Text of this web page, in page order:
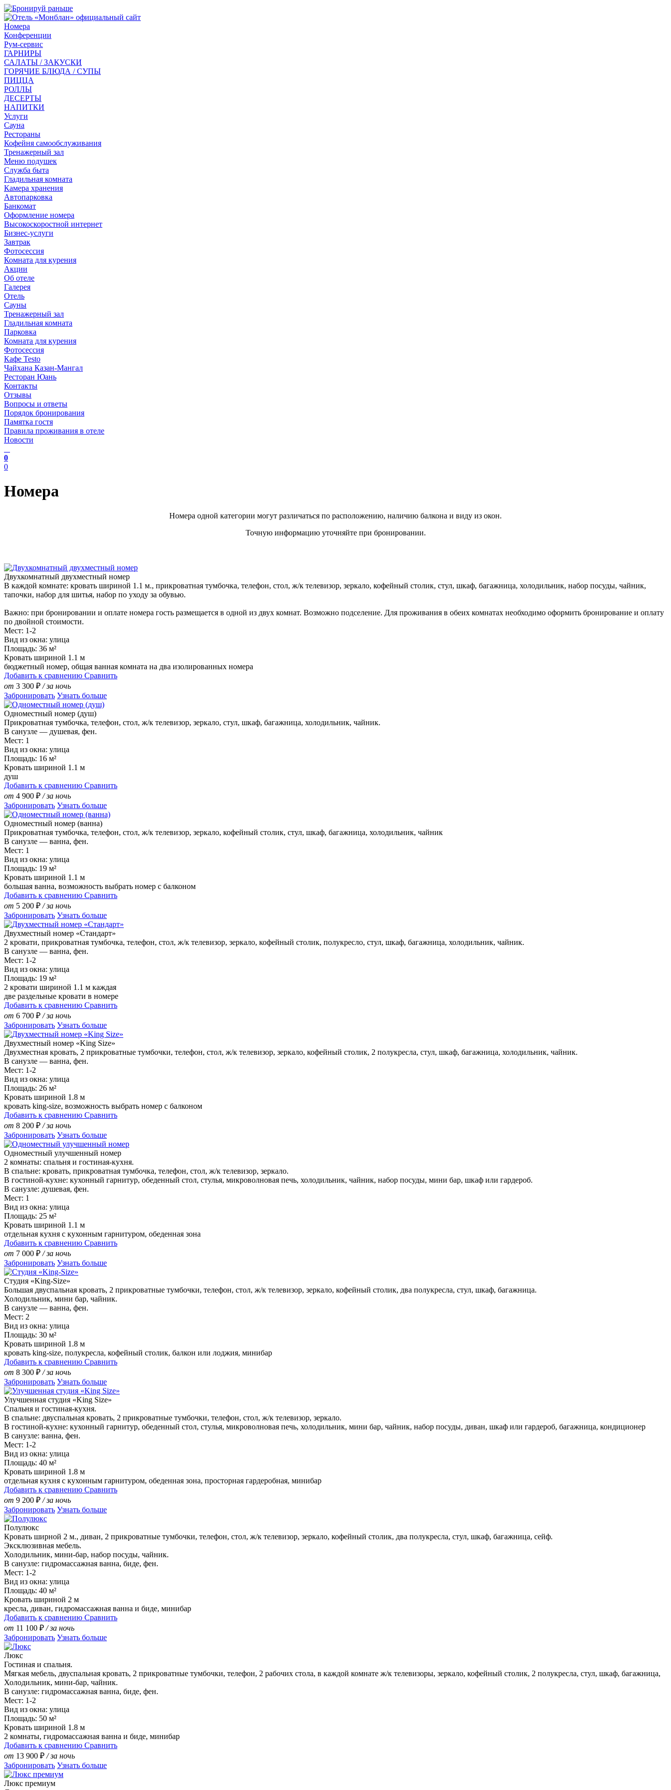
Номера
Конференции
Рум-сервис
ГАРНИРЫ
САЛАТЫ / ЗАКУСКИ
ГОРЯЧИЕ БЛЮДА / СУПЫ
ПИЦЦА
РОЛЛЫ
ДЕСЕРТЫ
НАПИТКИ
Услуги
Сауна
Рестораны
Кофейня самообслуживания
Тренажерный зал
Меню подушек
Служба быта
Гладильная комната
Камера хранения
Автопарковка
Банкомат
Оформление номера
Высокоскоростной интернет
Бизнес-услуги
Завтрак
Фотосессия
Комната для курения
Акции
Об отеле
Галерея
Отель
Сауны
Тренажерный зал
Гладильная комната
Парковка
Комната для курения
Фотосессия
Кафе Testo
Чайхана Казан-Мангал
Ресторан Юань
Контакты
Отзывы
Вопросы и ответы
Порядок бронирования
Памятка гостя
Правила проживания в отеле
Новости
0
0
Номера
Номера одной категории могут различаться по расположению, наличию балкона и виду из окон.
Точную информацию уточняйте при бронировании.
Двухкомнатный двухместный номер
В каждой комнате: кровать шириной 1.1 м., прикроватная тумбочка, телефон, стол, ж/к телевизор, зеркало, кофейный столик, стул, шкаф, багажница, холодильник, набор посуды, чайник,
тапочки, набор для шитья, набор по уходу за обувью.
Важно: при бронировании и оплате номера гость размещается в одной из двух комнат. Возможно подселение. Для проживания в обеих комнатах необходимо оформить бронирование и оплату
по двойной стоимости.
Мест: 1-2
Вид из окна: улица
Площадь: 36 м²
Кровать шириной 1.1 м
бюджетный номер, общая ванная комната на два изолированных номера
Добавить к сравнению Сравнить
от 3 300 ₽ / за ночь
Забронировать Узнать больше
Одноместный номер (душ)
Прикроватная тумбочка, телефон, стол, ж/к телевизор, зеркало, стул, шкаф, багажница, холодильник, чайник.
В санузле — душевая, фен.
Мест: 1
Вид из окна: улица
Площадь: 16 м²
Кровать шириной 1.1 м
душ
Добавить к сравнению Сравнить
от 4 900 ₽ / за ночь
Забронировать Узнать больше
Одноместный номер (ванна)
Прикроватная тумбочка, телефон, стол, ж/к телевизор, зеркало, кофейный столик, стул, шкаф, багажница, холодильник, чайник
В санузле — ванна, фен.
Мест: 1
Вид из окна: улица
Площадь: 19 м²
Кровать шириной 1.1 м
большая ванна, возможность выбрать номер с балконом
Добавить к сравнению Сравнить
от 5 200 ₽ / за ночь
Забронировать Узнать больше
Двухместный номер «Стандарт»
2 кровати, прикроватная тумбочка, телефон, стол, ж/к телевизор, зеркало, кофейный столик, полукресло, стул, шкаф, багажница, холодильник, чайник.
В санузле — ванна, фен.
Мест: 1-2
Вид из окна: улица
Площадь: 19 м²
2 кровати шириной 1.1 м каждая
две раздельные кровати в номере
Добавить к сравнению Сравнить
от 6 700 ₽ / за ночь
Забронировать Узнать больше
Двухместный номер «King Size»
Двухместная кровать, 2 прикроватные тумбочки, телефон, стол, ж/к телевизор, зеркало, кофейный столик, 2 полукресла, стул, шкаф, багажница, холодильник, чайник.
В санузле — ванна, фен.
Мест: 1-2
Вид из окна: улица
Площадь: 26 м²
Кровать шириной 1.8 м
кровать king-size, возможность выбрать номер с балконом
Добавить к сравнению Сравнить
от 8 200 ₽ / за ночь
Забронировать Узнать больше
Одноместный улучшенный номер
2 комнаты: спальня и гостиная-кухня.
В спальне: кровать, прикроватная тумбочка, телефон, стол, ж/к телевизор, зеркало.
В гостиной-кухне: кухонный гарнитур, обеденный стол, стулья, микроволновая печь, холодильник, чайник, набор посуды, мини бар, шкаф или гардероб.
В санузле: душевая, фен.
Мест: 1
Вид из окна: улица
Площадь: 25 м²
Кровать шириной 1.1 м
отдельная кухня с кухонным гарнитуром, обеденная зона
Добавить к сравнению Сравнить
от 7 000 ₽ / за ночь
Забронировать Узнать больше
Студия «King-Size»
Большая двуспальная кровать, 2 прикроватные тумбочки, телефон, стол, ж/к телевизор, зеркало, кофейный столик, два полукресла, стул, шкаф, багажница.
Холодильник, мини бар, чайник.
В санузле — ванна, фен.
Мест: 2
Вид из окна: улица
Площадь: 30 м²
Кровать шириной 1.8 м
кровать king-size, полукресла, кофейный столик, балкон или лоджия, минибар
Добавить к сравнению Сравнить
от 8 300 ₽ / за ночь
Забронировать Узнать больше
Улучшенная студия «King Size»
Спальня и гостиная-кухня.
В спальне: двуспальная кровать, 2 прикроватные тумбочки, телефон, стол, ж/к телевизор, зеркало.
В гостиной-кухне: кухонный гарнитур, обеденный стол, стулья, микроволновая печь, холодильник, мини бар, чайник, набор посуды, диван, шкаф или гардероб, багажница, кондиционер
В санузле: ванна, фен.
Мест: 1-2
Вид из окна: улица
Площадь: 40 м²
Кровать шириной 1.8 м
отдельная кухня с кухонным гарнитуром, обеденная зона, просторная гардеробная, минибар
Добавить к сравнению Сравнить
от 9 200 ₽ / за ночь
Забронировать Узнать больше
Полулюкс
Кровать ширной 2 м., диван, 2 прикроватные тумбочки, телефон, стол, ж/к телевизор, зеркало, кофейный столик, два полукресла, стул, шкаф, багажница, сейф.
Эксклюзивная мебель.
Холодильник, мини-бар, набор посуды, чайник.
В санузле: гидромассажная ванна, биде, фен.
Мест: 1-2
Вид из окна: улица
Площадь: 40 м²
Кровать шириной 2 м
кресла, диван, гидромассажная ванна и биде, минибар
Добавить к сравнению Сравнить
от 11 100 ₽ / за ночь
Забронировать Узнать больше
Люкс
Гостиная и спальня.
Мягкая мебель, двуспальная кровать, 2 прикроватные тумбочки, телефон, 2 рабочих стола, в каждой комнате ж/к телевизоры, зеркало, кофейный столик, 2 полукресла, стул, шкаф, багажница,
Холодильник, мини-бар, чайник.
В санузле: гидромассажная ванна, биде, фен.
Мест: 1-2
Вид из окна: улица
Площадь: 50 м²
Кровать шириной 1.8 м
2 комнаты, гидромассажная ванна и биде, минибар
Добавить к сравнению Сравнить
от 13 900 ₽ / за ночь
Забронировать Узнать больше
Люкс премиум